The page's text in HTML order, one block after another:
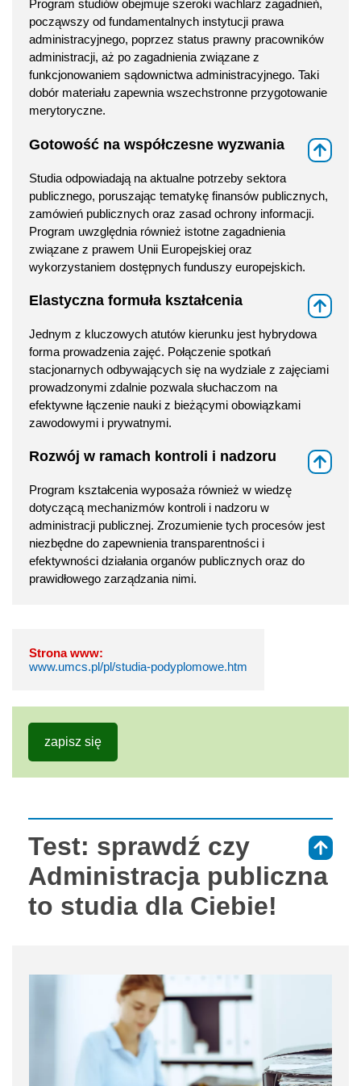
Program studiów obejmuje szeroki wachlarz zagadnień,
począwszy od fundamentalnych instytucji prawa
administracyjnego, poprzez status prawny pracowników
administracji, aż po zagadnienia związane z
funkcjonowaniem sądownictwa administracyjnego. Taki
dobór materiału zapewnia wszechstronne przygotowanie
merytoryczne.
Gotowość na współczesne wyzwania
Studia odpowiadają na aktualne potrzeby sektora
publicznego, poruszając tematykę finansów publicznych,
zamówień publicznych oraz zasad ochrony informacji.
Program uwzględnia również istotne zagadnienia
związane z prawem Unii Europejskiej oraz
wykorzystaniem dostępnych funduszy europejskich.
Elastyczna formuła kształcenia
Jednym z kluczowych atutów kierunku jest hybrydowa
forma prowadzenia zajęć. Połączenie spotkań
stacjonarnych odbywających się na wydziale z zajęciami
prowadzonymi zdalnie pozwala słuchaczom na
efektywne łączenie nauki z bieżącymi obowiązkami
zawodowymi i prywatnymi.
Rozwój w ramach kontroli i nadzoru
Program kształcenia wyposaża również w wiedzę
dotyczącą mechanizmów kontroli i nadzoru w
administracji publicznej. Zrozumienie tych procesów jest
niezbędne do zapewnienia transparentności i
efektywności działania organów publicznych oraz do
prawidłowego zarządzania nimi.
Strona www:
www.umcs.pl/pl/studia-podyplomowe.htm
zapisz się
Test: sprawdź czy
Administracja publiczna
to studia dla Ciebie!